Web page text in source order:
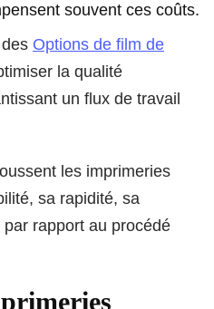
souvent ces coûts.
Options de film de
la qualité
un flux de travail
les imprimeries
sa rapidité, sa
rapport au procédé